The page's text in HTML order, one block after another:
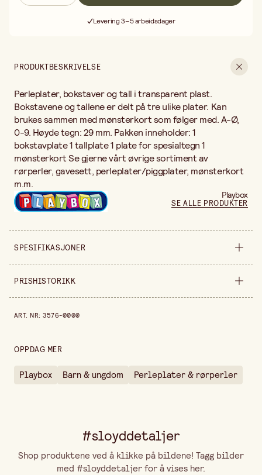
Levering 3–5 arbeidsdager
PRODUKTBESKRIVELSE
Perleplater, bokstaver og tall i transparent plast.
Bokstavene og tallene er delt på tre ulike plater. Kan
brukes sammen med mønsterkort som følger med. A-Ø,
0-9. Høyde tegn: 29 mm. Pakken inneholder: 1
bokstavplate 1 tallplate 1 plate for spesialtegn 1
mønsterkort Se gjerne vårt øvrige sortiment av
rørperler, gavesett, perleplater/piggplater, mønsterkort
m.m.
Playbox
SE ALLE PRODUKTER
SPESIFIKASJONER
Selges inn forpakning
PRISHISTORIKK
ART. NR:3576-0000
OPPDAG MER
Playbox Barn & ungdom Perleplater & rørperler
#sloyddetaljer
Shop produktene ved å klikke på bildene! Tagg bilder
med #sloyddetaljer for å vises her.